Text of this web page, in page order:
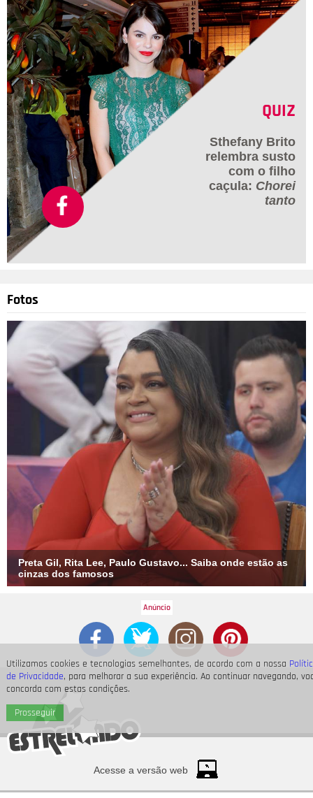
Utilizamos cookies e tecnologias semelhantes, de acordo com a nossa
de Privacidade, para melhorar a sua experiência. Ao continuar navegando,
concorda com estas condições.
Prosseguir
QUIZ
Sthefany Brito
relembra susto
com o filho
caçula: Chorei
tanto
Fotos
Preta Gil, Rita Lee, Paulo Gustavo... Saiba onde estão as
cinzas dos famosos
Acesse a versão web